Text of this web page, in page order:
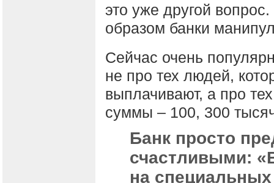
это уже другой
образом банки
Сейчас очень
не про тех людей,
выплачивают, а про
суммы – 100, 300
Банк просто
счастливыми:
на